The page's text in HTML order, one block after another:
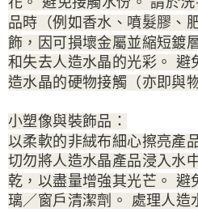
品時（例如香水、噴髮膠、
飾，因可損壞金屬並縮短鍍
和失去人造水晶的光彩。 避
造水晶的硬物接觸（亦即與
小塑像與裝飾品：
以柔軟的非絨布細心擦亮產
切勿將人造水晶產品浸入水
乾，以盡量增強其光芒。 避
璃／窗戶清潔劑。 處理人造